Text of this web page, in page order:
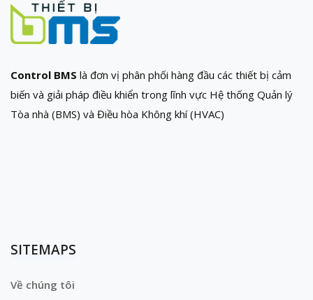
Control BMS là đơn vị phân phối hàng đầu các thiết bị cảm
biến và giải pháp điều khiển trong lĩnh vực Hệ thống Quản lý
Tòa nhà (BMS) và Điều hòa Không khí (HVAC)
SITEMAPS
Về chúng tôi